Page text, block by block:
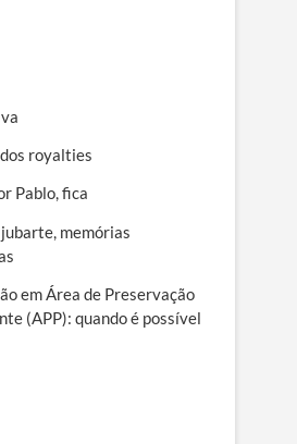
royalties
Pablo, fica
memórias
em Área de Preservação
(APP): quando é possível